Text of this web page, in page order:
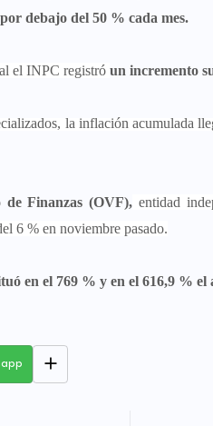
debajo del 50 % cada mes.
el INPC registró un incremento
la inflación acumulada
de Finanzas (OVF), entidad
6 % en noviembre pasado.
en el 769 % y en el 616,9 %